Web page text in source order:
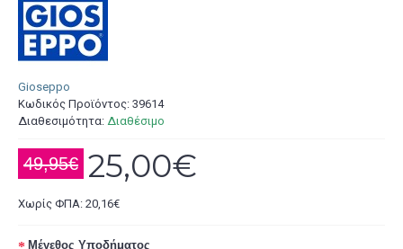
Gioseppo
Κωδικός Προϊόντος: 39614
Διαθεσιμότητα: Διαθέσιμο
49,95€ 25,00€
Χωρίς ΦΠΑ: 20,16€
Μέγεθος Υποδήματος